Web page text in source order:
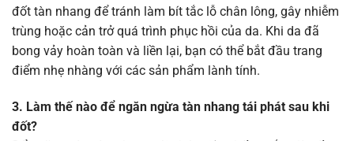
đốt tàn nhang để tránh làm bít tắc lỗ chân lông, gây nhiễm
trùng hoặc cản trở quá trình phục hồi của da. Khi da đã
bong vảy hoàn toàn và liền lại, bạn có thể bắt đầu trang
điểm nhẹ nhàng với các sản phẩm lành tính.
3. Làm thế nào để ngăn ngừa tàn nhang tái phát sau khi
đốt?